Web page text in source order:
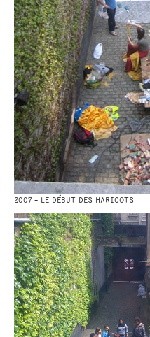
2007 - LE DÉBUT DES HARICOTS